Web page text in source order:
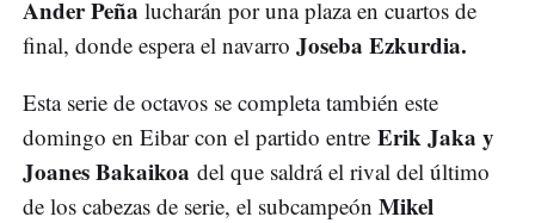
Ander Peña lucharán por una plaza en cuartos de
final, donde espera el navarro Joseba Ezkurdia.
Esta serie de octavos se completa también este
domingo en Eibar con el partido entre Erik Jaka y
Joanes Bakaikoa del que saldrá el rival del último
de los cabezas de serie, el subcampeón Mikel